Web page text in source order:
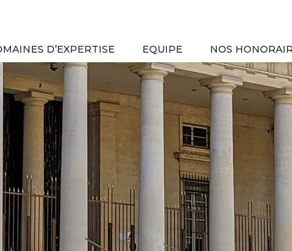
D’EXPERTISE EQUIPE NOS